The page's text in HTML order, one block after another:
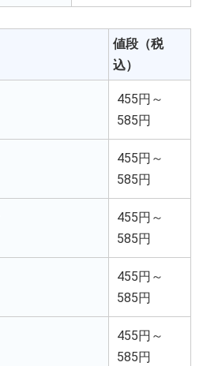
値段（税
込）
455円～
585円
455円～
585円
455円～
585円
455円～
585円
455円～
585円